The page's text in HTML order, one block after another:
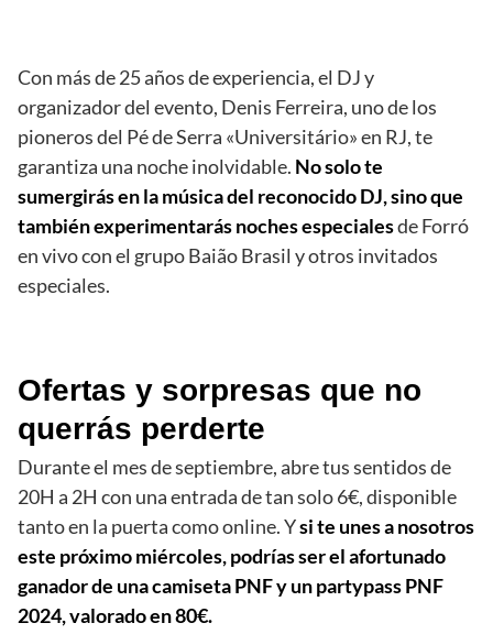
Con más de 25 años de experiencia, el DJ y
organizador del evento, Denis Ferreira, uno de los
pioneros del Pé de Serra «Universitário» en RJ, te
garantiza una noche inolvidable. No solo te
sumergirás en la música del reconocido DJ, sino que
también experimentarás noches especialesde Forró
en vivo con el grupo Baião Brasil y otros invitados
especiales.
Ofertas y sorpresas que no
querrás perderte
Durante el mes de septiembre, abre tus sentidos de
20H a 2H con una entrada de tan solo 6€, disponible
tanto en la puerta como online. Ysi te unes a nosotros
este próximo miércoles, podrías ser el afortunado
ganador de una camiseta PNF y un partypass PNF
2024, valorado en 80€.